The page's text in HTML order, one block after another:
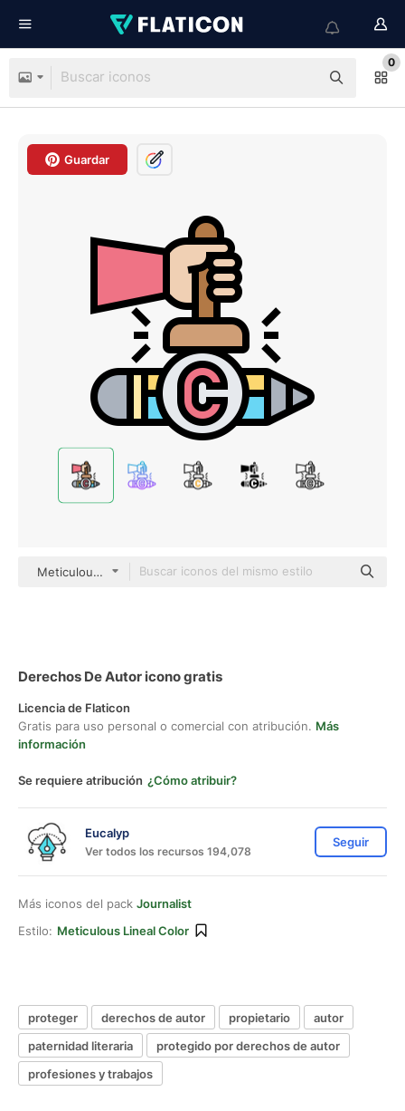
0
Guardar
Meticulous Lineal Color
Derechos De Autor icono gratis
Licencia de Flaticon
Gratis para uso personal o comercial con atribución. Más
información
Se requiere atribución ¿Cómo atribuir?
Eucalyp
Ver todos los recursos 194,078
Seguir
Más iconos del pack Journalist
Estilo: Meticulous Lineal Color
proteger derechos de autor propietario
autor
paternidad literaria
protegido por derechos de autor
profesiones y trabajos